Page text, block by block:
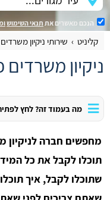
הנכם מאשרים את תנאי השימוש
קליניט שירותי ניקיון משרדים
ניקיון
מה בעמוד זה? לחץ
מחפשים חברה
תוכלו לקבל את כל
שתוכלו לקבל, איך